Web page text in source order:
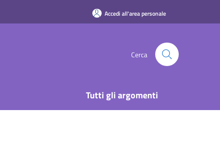
Accedi all'area personale
Cerca
Tutti gli argomenti